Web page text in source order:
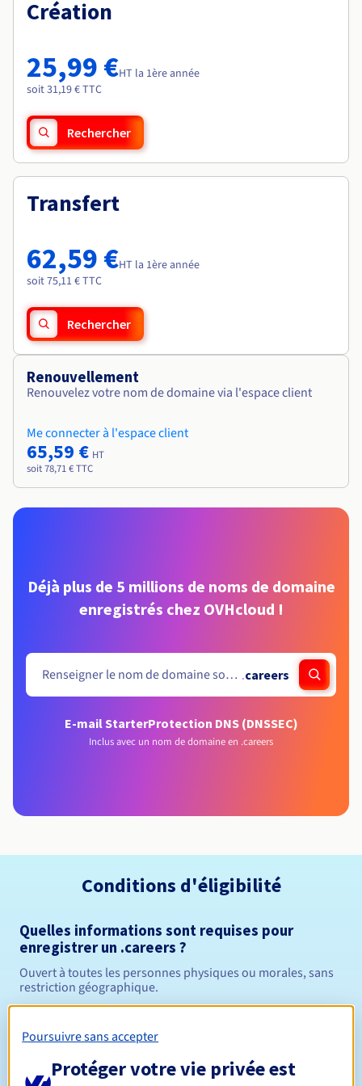
Tarifs
Roadmap & Changelog
Observabilité
Roadmap & Changelog
Roadmap & Changelog
Roadmap & Changelog
Roadmap & Changelog
Création
25,99 €HT la 1ère année
soit 31,19 € TTC
Rechercher
Transfert
62,59 €HT la 1ère année
soit 75,11 € TTC
Rechercher
Renouvellement
Renouvelez votre nom de domaine via l'espace client
Me connecter à l'espace client
65,59 € HT
soit 78,71 € TTC
Déjà plus de 5 millions de noms de domaine
enregistrés chez OVHcloud !
.careers
E-mail StarterProtection DNS (DNSSEC)
Inclus avec un nom de domaine en .careers
Conditions d'éligibilité
Quelles informations sont requises pour
enregistrer un .careers ?
Ouvert à toutes les personnes physiques ou morales, sans
restriction géographique.
Durée de réservation Entre 1 et 10 ans
Poursuivre sans accepter
Protéger votre vie privée est